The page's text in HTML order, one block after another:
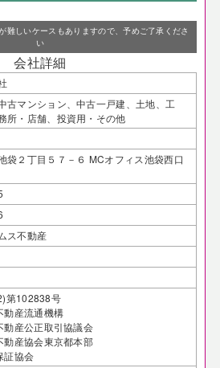
難しいケースもありますので、予めご了承くださ
い
会社詳細
古マンション、中古一戸建、土地、工
所・店舗、投資用・その他
袋２丁目５７－６ MCオフィス池袋西口
ス不動産
第102838号
動産流通機構
動産公正取引協議会
動産協会東京都本部
証協会